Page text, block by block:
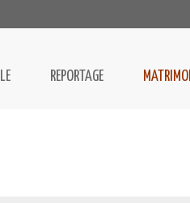
REPORTAGE